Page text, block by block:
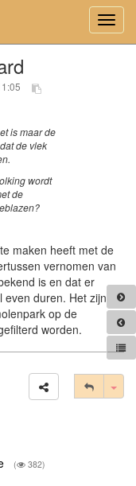
is maar de
de vlek
wordt
de
maken heeft met de
vernomen van
is en dat er
even duren. Het zijn
op de
worden.
( 382)